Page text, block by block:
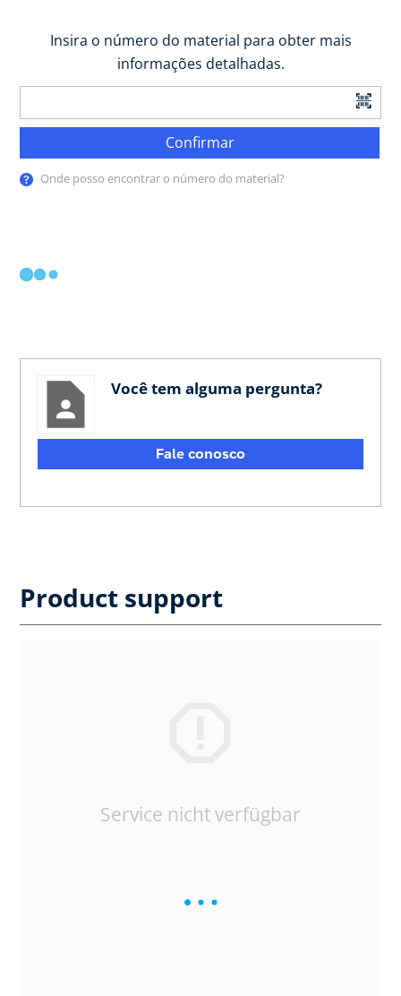
Insira o número do material para obter mais
informações detalhadas.
Confirmar
Onde posso encontrar o número do material?
Você tem alguma pergunta?
Fale conosco
Product support
Service nicht verfügbar